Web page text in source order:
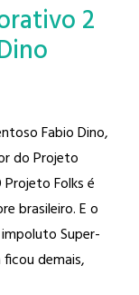
2
Fabio Dino,
do Projeto
Folks é
brasileiro. E o
Super-
demais,